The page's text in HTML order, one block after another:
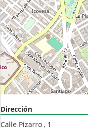
Dirección
Calle Pizarro , 1